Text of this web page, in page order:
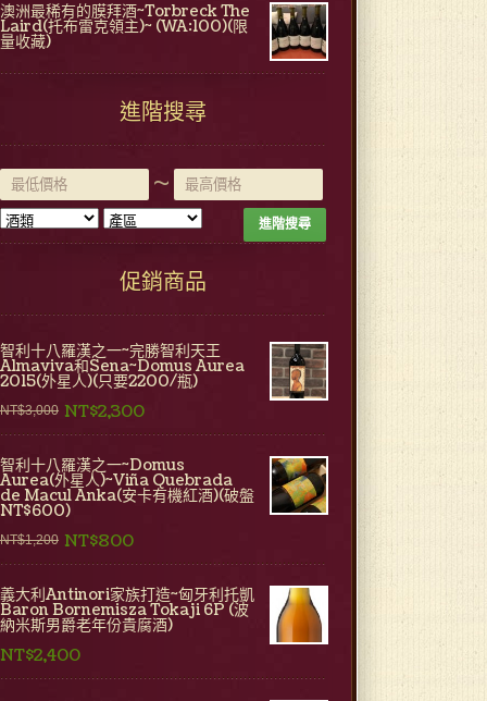
澳洲最稀有的膜拜酒~Torbreck The
Laird(托布雷克領主)~ (WA:100)(限
量收藏)
進階搜尋
~
進階搜尋
促銷商品
智利十八羅漢之一~完勝智利天王
Almaviva和Sena~Domus Aurea
2015(外星人)(只要2200/瓶)
NT$3,000 NT$2,300
智利十八羅漢之一~Domus
Aurea(外星人)~Viña Quebrada
de Macul Anka(安卡有機紅酒)(破盤
NT$600)
NT$1,200 NT$800
義大利Antinori家族打造~匈牙利托凱
Baron Bornemisza Tokaji 6P (波
納米斯男爵老年份貴腐酒)
NT$2,400